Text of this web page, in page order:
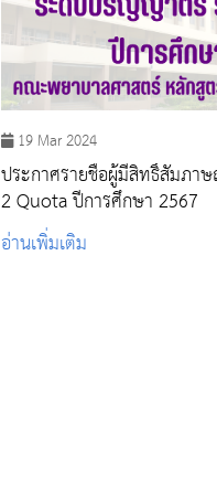
19 Mar 2024
ประกาศรายชื่อผู้มีสิทธิ์สัมภ
2 Quota ปีการศึกษา 2567
อ่านเพิ่มเติม